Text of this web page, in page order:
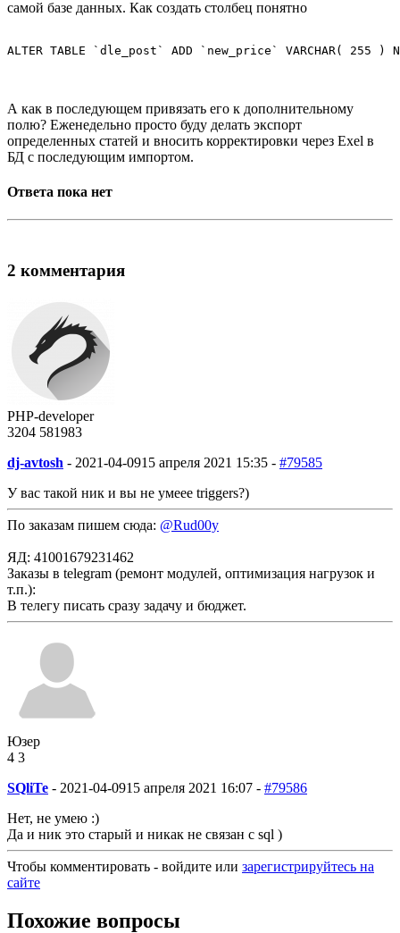
самой базе данных. Как создать столбец понятно
ALTER TABLE `dle_post` ADD `new_price` VARCHAR( 255 )
А как в последующем привязать его к дополнительному
полю? Еженедельно просто буду делать экспорт
определенных статей и вносить корректировки через Exel в
БД с последующим импортом.
Ответа пока нет
2 комментария
PHP-developer
3204 581983
dj-avtosh - 2021-04-0915 апреля 2021 15:35 - #79585
У вас такой ник и вы не умеее triggers?)
По заказам пишем сюда: @Rud00y
ЯД: 41001679231462
Заказы в telegram (ремонт модулей, оптимизация нагрузок и
т.п.):
В телегу писать сразу задачу и бюджет.
Юзер
4 3
SQliTe - 2021-04-0915 апреля 2021 16:07 - #79586
Нет, не умею :)
Да и ник это старый и никак не связан с sql )
Чтобы комментировать - войдите или зарегистрируйтесь на
сайте
Похожие вопросы